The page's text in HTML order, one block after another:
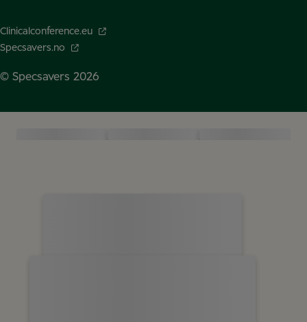
Clinicalconference.eu
Specsavers.no
© Specsavers 2026